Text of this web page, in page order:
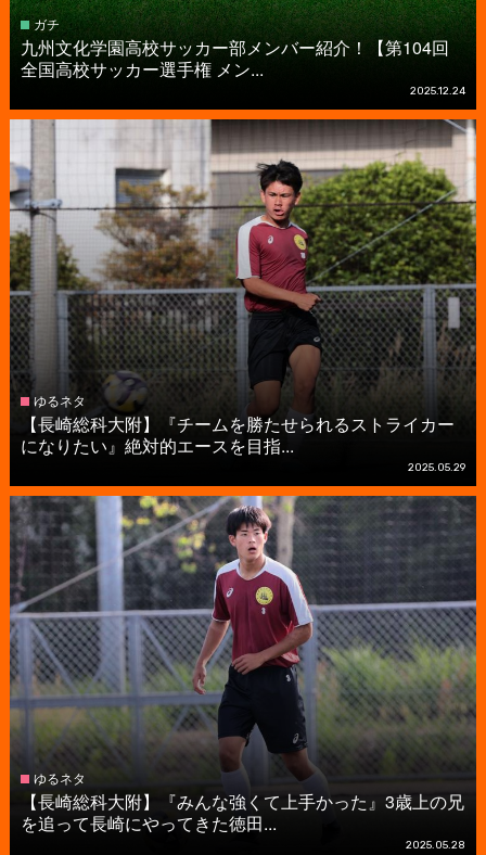
ガチ
九州文化学園高校サッカー部メンバー紹介！【第104回
全国高校サッカー選手権 メン...
2025.12.24
ゆるネタ
【長崎総科大附】『チームを勝たせられるストライカー
になりたい』絶対的エースを目指...
2025.05.29
ゆるネタ
【長崎総科大附】『みんな強くて上手かった』3歳上の兄
を追って長崎にやってきた徳田...
2025.05.28